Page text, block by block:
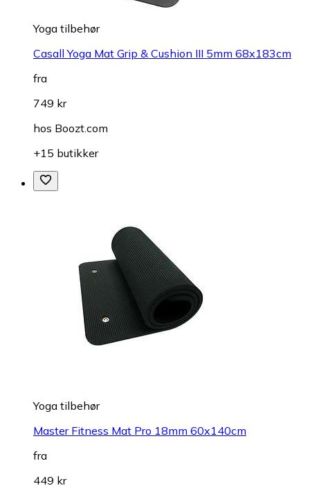
Yoga tilbehør
Casall Yoga Mat Grip & Cushion III 5mm 68x183cm
fra
749 kr
hos Boozt.com
+15 butikker
Yoga tilbehør
Master Fitness Mat Pro 18mm 60x140cm
fra
449 kr